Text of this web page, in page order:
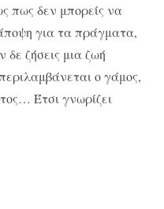
πως δεν μπορείς να
για τα πράγματα,
δε ζήσεις μια ζωή
ο γάμος,
Έτσι γνωρίζει